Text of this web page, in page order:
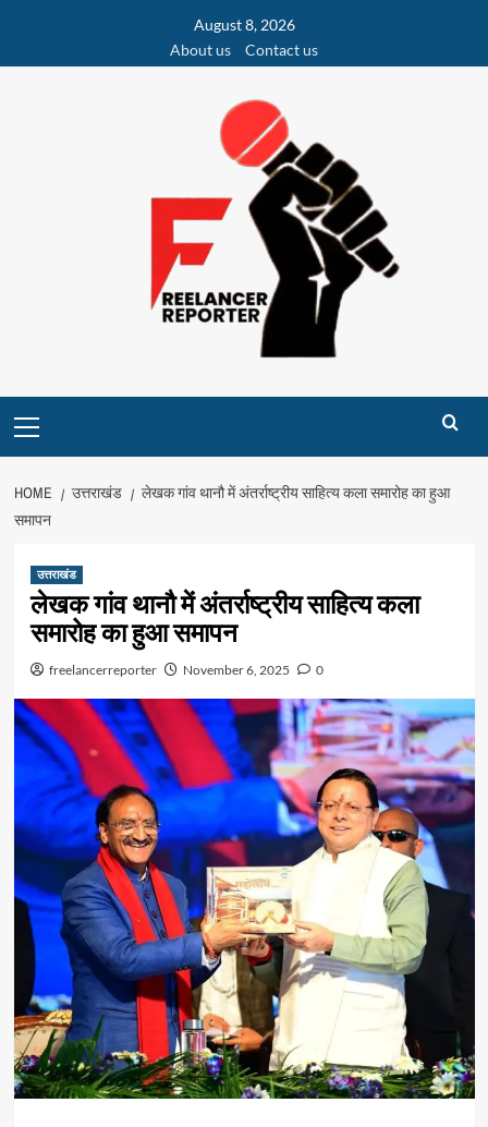
content
August 8, 2026
About us
Contact us
Menu
HOME उत्तराखंड
लेखक गांव थानौ में अंतर्राष्ट्रीय साहित्य कला समारोह का हुआ
समापन
उत्तराखंड
लेखक गांव थानौ में अंतर्राष्ट्रीय साहित्य कला
समारोह का हुआ समापन
freelancerreporter November 6, 2025 0